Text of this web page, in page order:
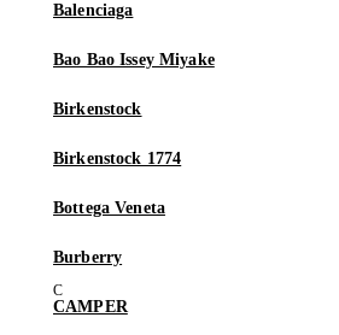
Balenciaga
Bao Bao Issey Miyake
Birkenstock
Birkenstock 1774
Bottega Veneta
Burberry
CAMPER